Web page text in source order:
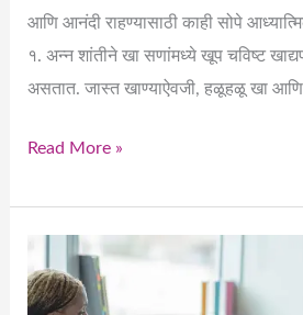
आणि आनंदी राहण्यासाठी काही सोपे
१. अन्न शांतीने खा सणांमध्ये खूप चविष्ट
असतात. जास्त खाण्याऐवजी, हळूहळू खा आणि
Read More »
to